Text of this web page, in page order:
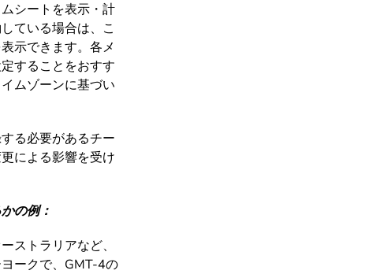
シートを表示・計
している場合は、こ
示できます。各メ
することをおすす
ムゾーンに基づい
る必要があるチー
による影響を受け
の例：
ストラリアなど、
ークで、GMT-4の